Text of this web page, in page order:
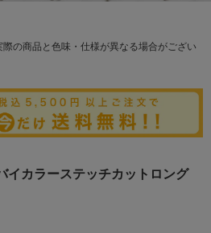
の商品と色味・仕様が異なる場合がござい
イカラーステッチカットロング